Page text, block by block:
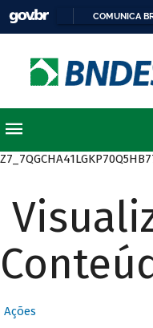
COMUNICA
Ações